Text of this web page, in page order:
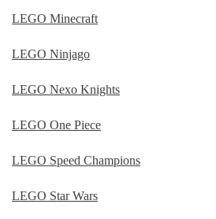
LEGO Minecraft
LEGO Ninjago
LEGO Nexo Knights
LEGO One Piece
LEGO Speed Champions
LEGO Star Wars